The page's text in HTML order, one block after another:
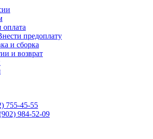
оплата
предоплату
и сборка
и возврат
755-45-55
984-52-09